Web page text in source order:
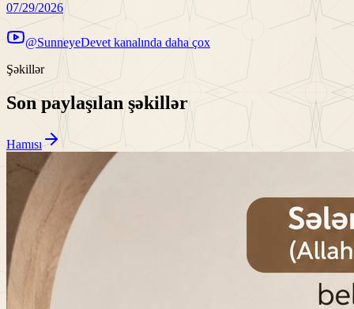
07/29/2026
@SunneyeDevet kanalında daha çox
Şəkillər
Son paylaşılan şəkillər
Hamısı